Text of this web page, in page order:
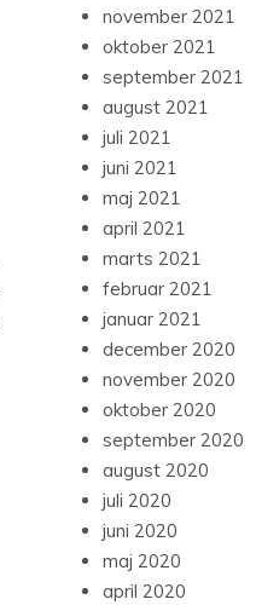
november 2021
oktober 2021
september 2021
august 2021
juli 2021
juni 2021
maj 2021
april 2021
marts 2021
februar 2021
januar 2021
december 2020
november 2020
oktober 2020
september 2020
august 2020
juli 2020
juni 2020
maj 2020
april 2020